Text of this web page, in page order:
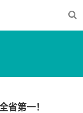
省第一！